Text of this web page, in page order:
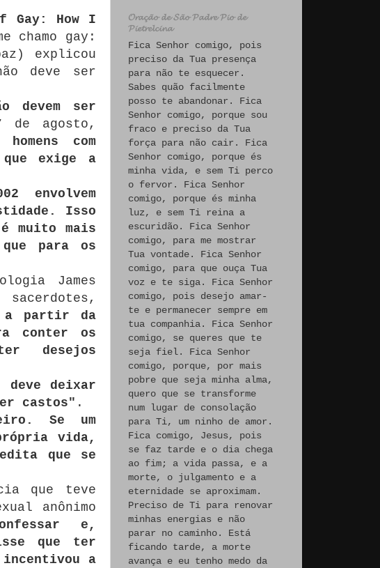
Gay: How I
chamo gay:
explicou
deve ser
devem ser
de agosto,
com
exige a
envolvem
Isso
muito mais
para os
James
a partir da
conter os
desejos
deixar
castos" .
Se um
vida,
que se
que teve
anônimo
e,
que ter
incentivou a
𝓞𝓻𝓪𝓬̧𝓪̃𝓸 𝓭𝓮 𝓢𝓪̃𝓸 𝓟𝓪𝓭𝓻𝓮 𝓟𝓲𝓸 𝓭𝓮
𝓟𝓲𝓮𝓽𝓻𝓮𝓵𝓬𝓲𝓷𝓪
Fica Senhor comigo, pois
preciso da Tua presença
para não te esquecer.
Sabes quão facilmente
posso te abandonar. Fica
Senhor comigo, porque sou
fraco e preciso da Tua
força para não cair. Fica
Senhor comigo, porque és
minha vida, e sem Ti perco
o fervor. Fica Senhor
comigo, porque és minha
luz, e sem Ti reina a
escuridão. Fica Senhor
comigo, para me mostrar
Tua vontade. Fica Senhor
comigo, para que ouça Tua
voz e te siga. Fica Senhor
comigo, pois desejo amar-
te e permanecer sempre em
tua companhia. Fica Senhor
comigo, se queres que te
seja fiel. Fica Senhor
comigo, porque, por mais
pobre que seja minha alma,
quero que se transforme
num lugar de consolação
para Ti, um ninho de amor.
Fica comigo, Jesus, pois
se faz tarde e o dia chega
ao fim; a vida passa, e a
morte, o julgamento e a
eternidade se aproximam.
Preciso de Ti para renovar
minhas energias e não
parar no caminho. Está
ficando tarde, a morte
avança e eu tenho medo da